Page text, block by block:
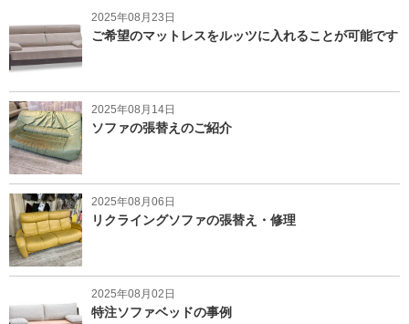
2025年08月23日
ご希望のマットレスをルッツに入れることが可能です
2025年08月14日
ソファの張替えのご紹介
2025年08月06日
リクライングソファの張替え・修理
2025年08月02日
特注ソファベッドの事例